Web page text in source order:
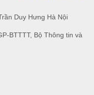
Duy Hưng Hà Nội
BTTTT, Bộ Thông tin và